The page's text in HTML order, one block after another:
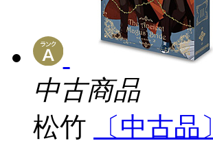
中古商品
松竹
〔中古